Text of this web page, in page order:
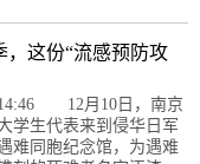
，这份“流感预防攻
14:46 12月10日，南京
学生代表来到侵华日军
难同胞纪念馆，为遇难